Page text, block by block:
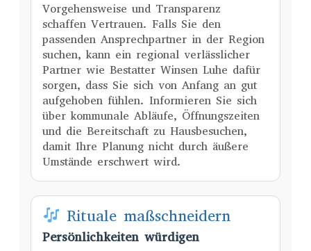
Vorgehensweise und Transparenz
schaffen Vertrauen. Falls Sie den
passenden Ansprechpartner in der Region
suchen, kann ein regional verlässlicher
Partner wie Bestatter Winsen Luhe dafür
sorgen, dass Sie sich von Anfang an gut
aufgehoben fühlen. Informieren Sie sich
über kommunale Abläufe, Öffnungszeiten
und die Bereitschaft zu Hausbesuchen,
damit Ihre Planung nicht durch äußere
Umstände erschwert wird.
Rituale maßschneidern
Persönlichkeiten würdigen